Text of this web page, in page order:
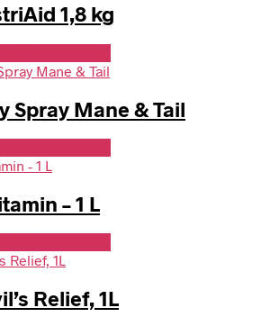
1,8 kg
Spray Mane & Tail
– 1 L
Relief, 1L